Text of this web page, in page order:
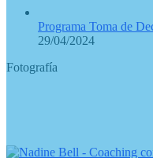
Programa Toma de
29/04/2024
Fotografía